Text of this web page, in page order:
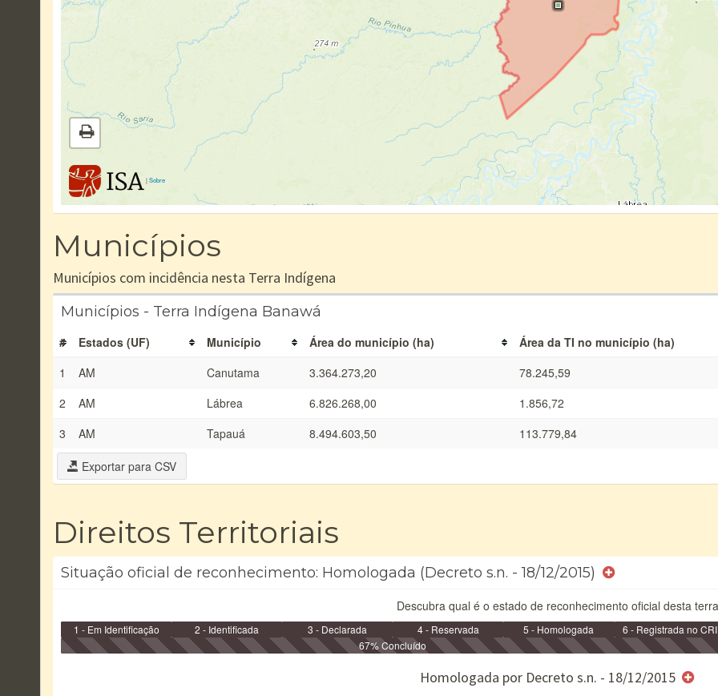
|Sobre
Municípios
Municípios com incidência nesta Terra Indígena
Municípios - Terra Indígena Banawá
# Estados (UF) Município Área do município (ha)
Área da TI no município (ha)
1
AM Canutama 3.364.273,20
78.245,59
2
AM Lábrea 6.826.268,00
1.856,72
3
AM Tapauá 8.494.603,50 113.779,84
Exportar para CSV
Direitos Territoriais
Situação oficial de reconhecimento: Homologada (Decreto s.n. - 18/12/2015)
Descubra qual é o estado de reconhecimento oficial desta
1 - Em Identificação 2 - Identificada 3 - Declarada 4 - Reservada 5 - Homologada
6 - Registrada no CRI
e/ou SPU
67% Concluído
Homologada por Decreto s.n. - 18/12/2015